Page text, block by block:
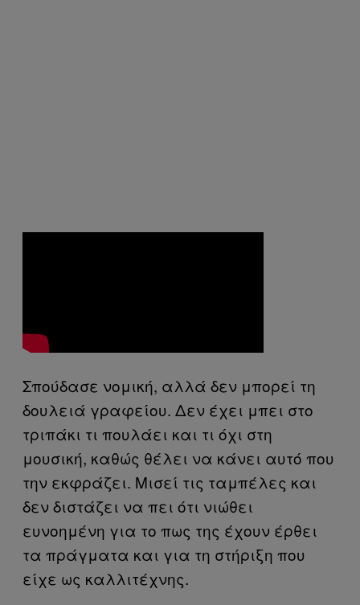
Σπούδασε νομική, αλλά δεν μπορεί τη
δουλειά γραφείου. Δεν έχει μπει στο
τριπάκι τι πουλάει και τι όχι στη
μουσική, καθώς θέλει να κάνει αυτό που
την εκφράζει. Μισεί τις ταμπέλες και
δεν διστάζει να πει ότι νιώθει
ευνοημένη για το πως της έχουν έρθει
τα πράγματα και για τη στήριξη που
είχε ως καλλιτέχνης.